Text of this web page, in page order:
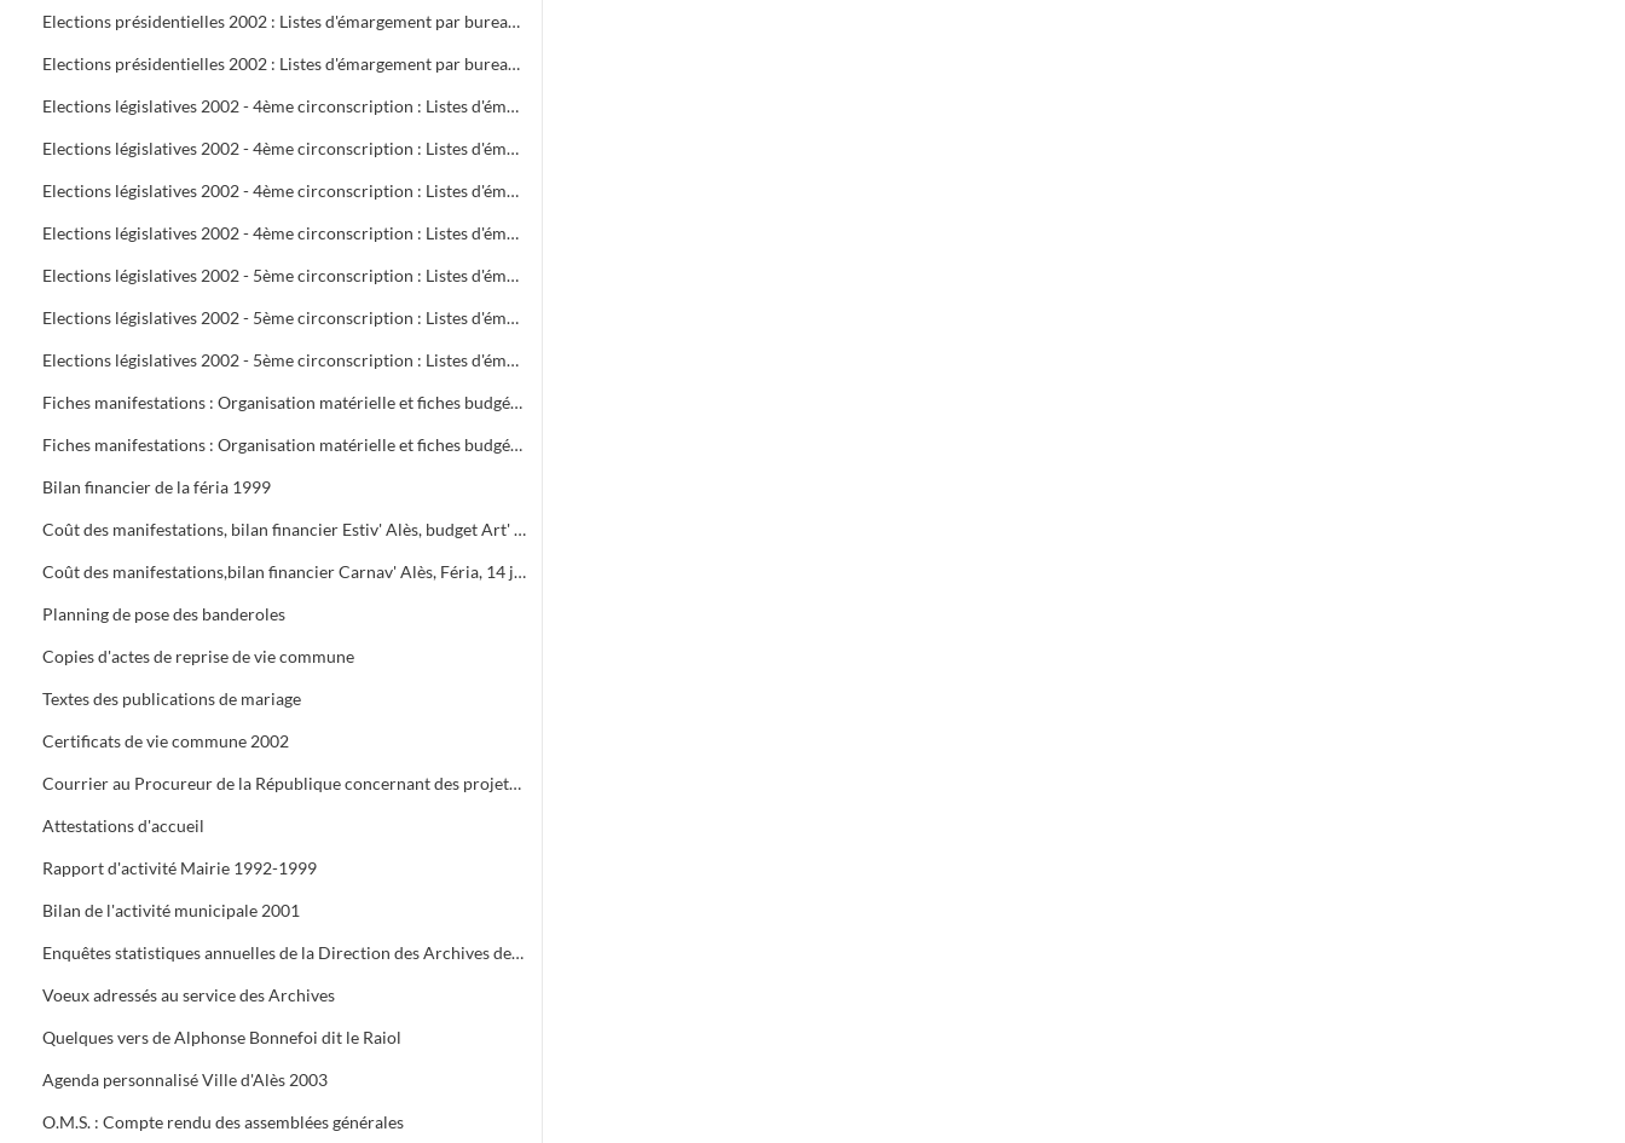
Elections présidentielles 2002 : Listes d'émargement par bureau de vote : 22 à 25
Elections présidentielles 2002 : Listes d'émargement par bureau de vote : 26 à 29
Elections législatives 2002 - 4ème circonscription : Listes d'émargement par bureau de vote : 01 à 05
Elections législatives 2002 - 4ème circonscription : Listes d'émargement par bureau de vote : 06 à 09
Elections législatives 2002 - 4ème circonscription : Listes d'émargement par bureau de vote : 10 à 14
Elections législatives 2002 - 4ème circonscription : Listes d'émargement par bureau de vote : 15 à 17
Elections législatives 2002 - 5ème circonscription : Listes d'émargement par bureau de vote : 18 à 21
Elections législatives 2002 - 5ème circonscription : Listes d'émargement par bureau de vote : 22 à 25
Elections législatives 2002 - 5ème circonscription : Listes d'émargement par bureau de vote : 26 à 29
Fiches manifestations : Organisation matérielle et fiches budgétaires
Fiches manifestations : Organisation matérielle et fiches budgétaires
Bilan financier de la féria 1999
Coût des manifestations, bilan financier Estiv' Alès, budget Art' Alès
Coût des manifestations,bilan financier Carnav' Alès, Féria, 14 juillet, Estiv' Alès, fête de la châtaigne
Planning de pose des banderoles
Copies d'actes de reprise de vie commune
Textes des publications de mariage
Certificats de vie commune 2002
Courrier au Procureur de la République concernant des projets de mariage dont les dossiers administratifs ne sont pas réglés
Attestations d'accueil
Rapport d'activité Mairie 1992-1999
Bilan de l'activité municipale 2001
Enquêtes statistiques annuelles de la Direction des Archives de France
Voeux adressés au service des Archives
Quelques vers de Alphonse Bonnefoi dit le Raiol
Agenda personnalisé Ville d'Alès 2003
O.M.S. : Compte rendu des assemblées générales